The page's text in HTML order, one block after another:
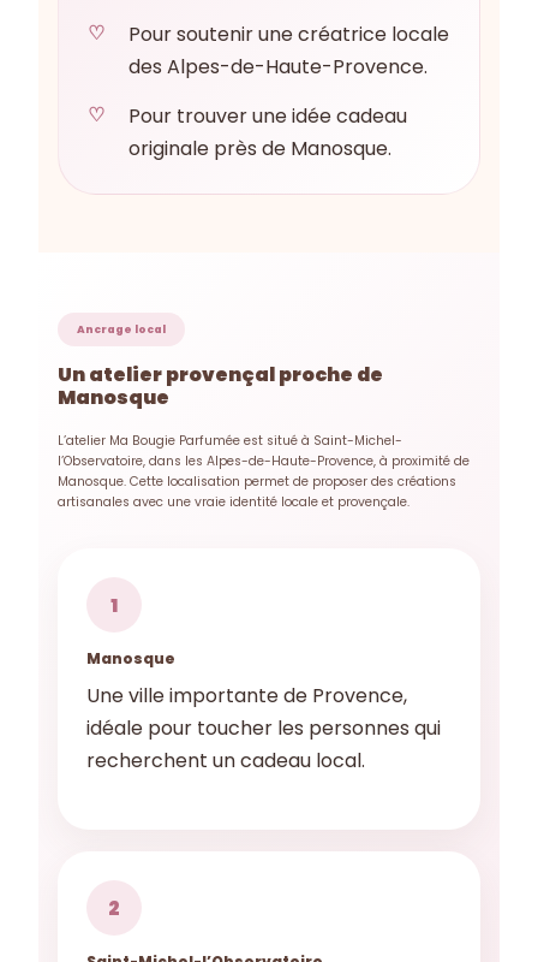
Pour soutenir une créatrice locale
des Alpes-de-Haute-Provence.
Pour trouver une idée cadeau
originale près de Manosque.
Ancrage local
Un atelier provençal proche de
Manosque
L’atelier Ma Bougie Parfumée est situé à Saint-Michel-
l’Observatoire, dans les Alpes-de-Haute-Provence, à proximité de
Manosque. Cette localisation permet de proposer des créations
artisanales avec une vraie identité locale et provençale.
1
Manosque
Une ville importante de Provence,
idéale pour toucher les personnes qui
recherchent un cadeau local.
2